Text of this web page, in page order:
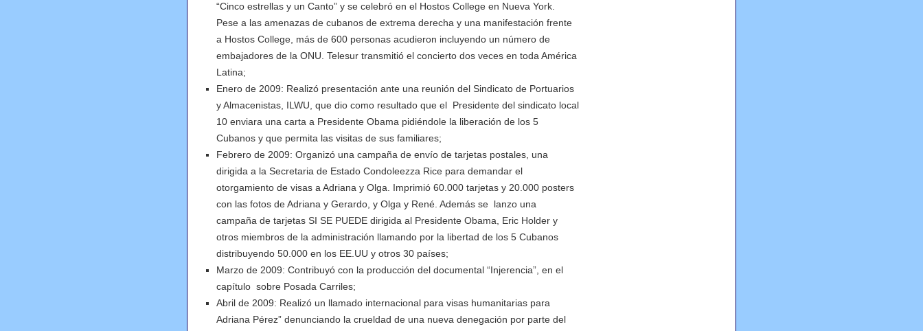
“Cinco estrellas y un Canto” y se celebró en el Hostos College en Nueva York.
Pese a las amenazas de cubanos de extrema derecha y una manifestación frente
a Hostos College, más de 600 personas acudieron incluyendo un número de
embajadores de la ONU. Telesur transmitió el concierto dos veces en toda América
Latina;
Enero de 2009: Realizó presentación ante una reunión del Sindicato de Portuarios
y Almacenistas, ILWU, que dio como resultado que el Presidente del sindicato local
10 enviara una carta a Presidente Obama pidiéndole la liberación de los 5
Cubanos y que permita las visitas de sus familiares;
Febrero de 2009: Organizó una campaña de envío de tarjetas postales, una
dirigida a la Secretaria de Estado Condoleezza Rice para demandar el
otorgamiento de visas a Adriana y Olga. Imprimió 60.000 tarjetas y 20.000 posters
con las fotos de Adriana y Gerardo, y Olga y René. Además se lanzo una
campaña de tarjetas SI SE PUEDE dirigida al Presidente Obama, Eric Holder y
otros miembros de la administración llamando por la libertad de los 5 Cubanos
distribuyendo 50.000 en los EE.UU y otros 30 países;
Marzo de 2009: Contribuyó con la producción del documental “Injerencia”, en el
capítulo sobre Posada Carriles;
Abril de 2009: Realizó un llamado internacional para visas humanitarias para
Adriana Pérez” denunciando la crueldad de una nueva denegación por parte del